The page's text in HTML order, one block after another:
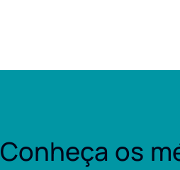
Conheça os